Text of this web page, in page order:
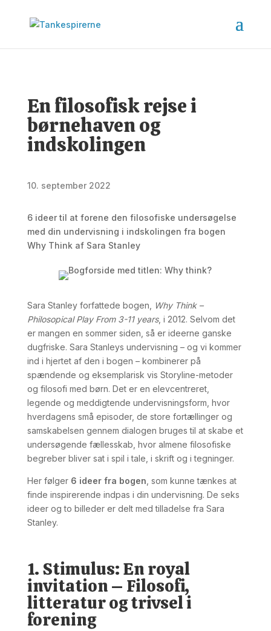
En filosofisk rejse i
børnehaven og
indskolingen
10. september 2022
6 ideer til at forene den filosofiske undersøgelse
med din undervisning i indskolingen fra bogen
Why Think af Sara Stanley
Sara Stanley forfattede bogen,
Why Think –
Philosopical Play From 3-11 years, i 2012. Selvom det
er mangen en sommer siden, så er ideerne ganske
dugfriske. Sara Stanleys undervisning – og vi kommer
ind i hjertet af den i bogen – kombinerer på
spændende og eksemplarisk vis Storyline-metoder
og filosofi med børn. Det er en elevcentreret,
legende og meddigtende undervisningsform, hvor
hverdagens små episoder, de store fortællinger og
samskabelsen gennem dialogen bruges til at skabe et
undersøgende fællesskab, hvor almene filosofiske
begreber bliver sat i spil i tale, i skrift og i tegninger.
Her følger 6 ideer fra bogen , som kunne tænkes at
finde inspirerende indpas i din undervisning. De seks
ideer og to billeder er delt med tilladelse fra Sara
Stanley.
1. Stimulus: En royal
invitation – Filosofi,
litteratur og trivsel i
forening